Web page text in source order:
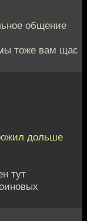
общение
тоже вам щас
дольше
тут